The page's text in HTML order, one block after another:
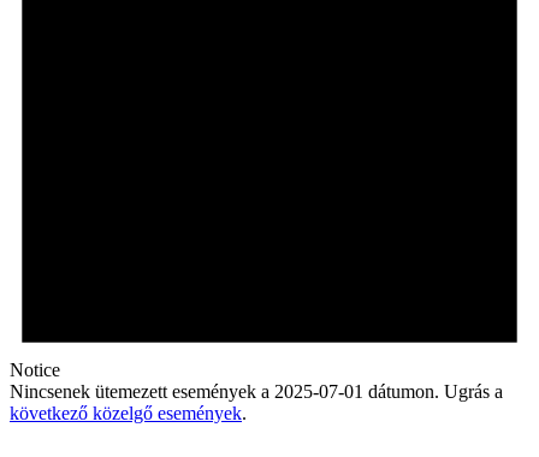
Notice
Nincsenek ütemezett események a 2025-07-01 dátumon. Ugrás a
következő közelgő események.